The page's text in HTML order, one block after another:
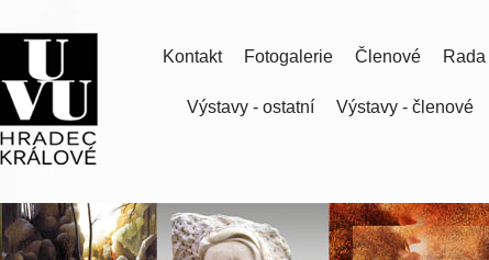
Členové
Fotogalerie
Kontakt
Výstavy - členové
Výstavy - ostatní